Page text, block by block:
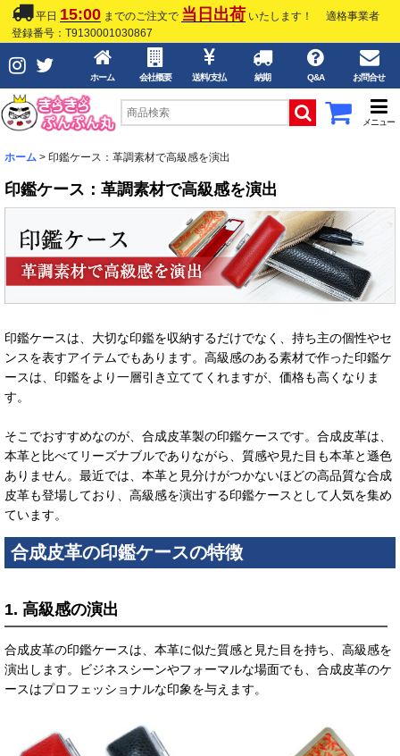
平日 15:00 までのご注文で 当日出荷 いたします！
適格事業者
登録番号：T9130001030867
ホーム 会社概要 送料/支払 納期 Q&A お問合せ
メニュー
ホーム > 印鑑ケース：革調素材で高級感を演出
印鑑ケース：革調素材で高級感を演出
印鑑ケースは、大切な印鑑を収納するだけでなく、持ち主の個性やセ
ンスを表すアイテムでもあります。高級感のある素材で作った印鑑ケ
ースは、印鑑をより一層引き立ててくれますが、価格も高くなりま
す。
そこでおすすめなのが、合成皮革製の印鑑ケースです。合成皮革は、
本革と比べてリーズナブルでありながら、質感や見た目も本革と遜色
ありません。最近では、本革と見分けがつかないほどの高品質な合成
皮革も登場しており、高級感を演出する印鑑ケースとして人気を集め
ています。
合成皮革の印鑑ケースの特徴
1. 高級感の演出
合成皮革の印鑑ケースは、本革に似た質感と見た目を持ち、高級感を
演出します。ビジネスシーンやフォーマルな場面でも、合成皮革のケ
ースはプロフェッショナルな印象を与えます。